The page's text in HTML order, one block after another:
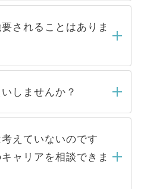
日以内にはご連絡をせて
しばらくお待ちくださ
で取り扱っている求人の
サイトからご覧いただ
」です。非公開求人は
、一般には公開してい
ため 人気のある医療機
と、応募が殺到する場
る条件に合った人材の
依頼するケースが増え
されることはありま
ることは一切ありませ
先から内定をいただい
ありません。内定先へ
リアパートナーが行い
しませんか？
ることはありませんの
。当サイトからの登録
録者様の個人情報は、
ップおよび転職活動の
たします。お預かりし
えていないのです
ャリアを相談できま